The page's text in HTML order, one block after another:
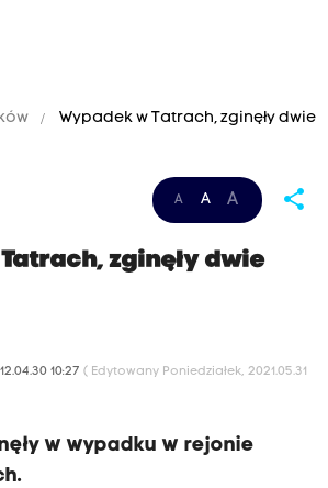
Wypadek w Tatrach, zginęły dwie
A A A share
zginęły dwie
10:27 ( Edytowany Poniedziałek, 2021.05.31
w wypadku w rejonie